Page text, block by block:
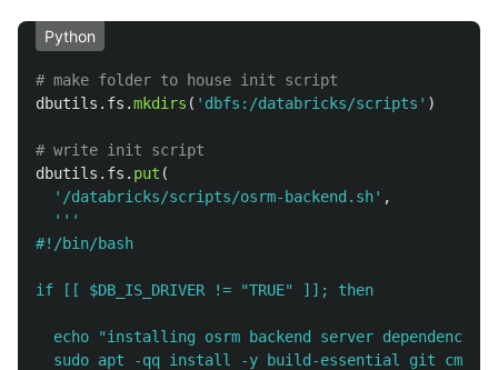
Python
dbutils . fs .mkdirs ( ' dbfs:/databricks/scripts ' )
dbutils . fs . put (
' /databricks/scripts/osrm-backend.sh' ,
'''
#!/bin/bash
if [[ $DB_IS_DRIVER != "TRUE" ]]; then
  echo
"installing osrm backend server dependencies
sudo apt -qq install -y build-essential git